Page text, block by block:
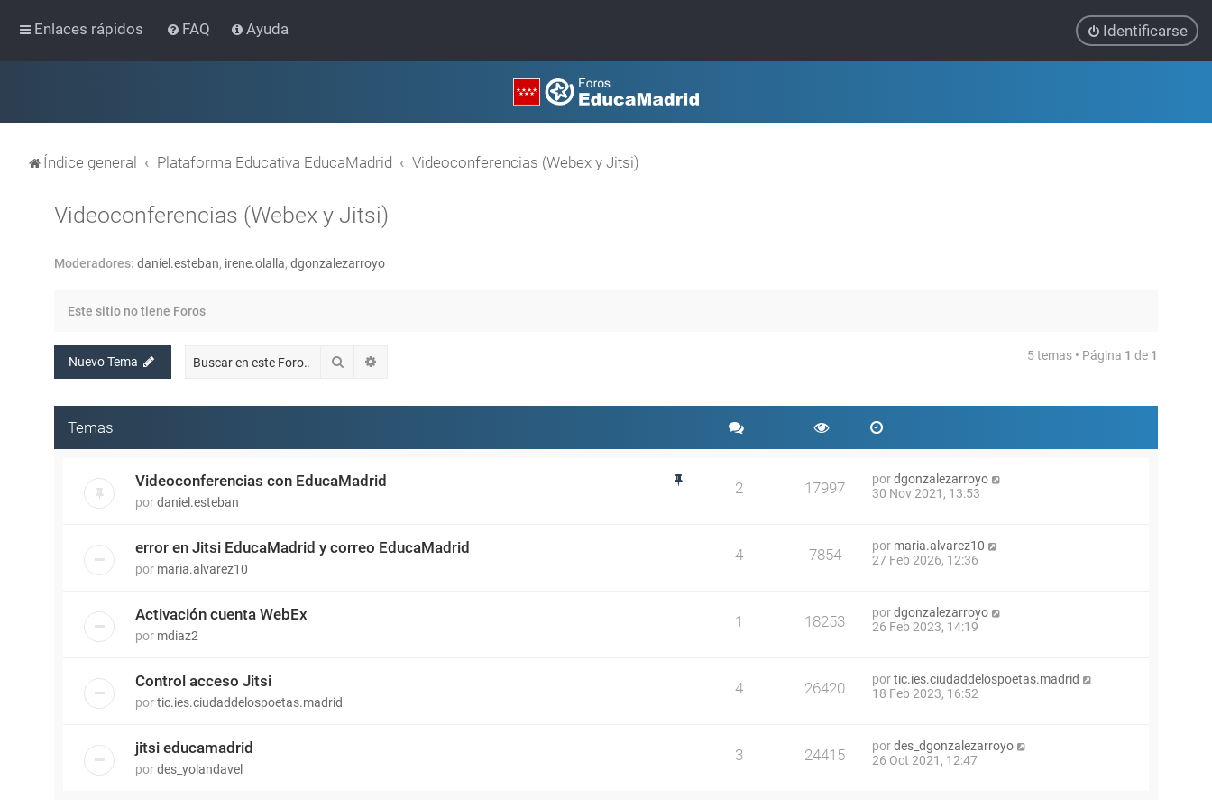
Enlaces rápidos FAQ Ayuda Identificarse
Índice general Plataforma Educativa EducaMadrid Videoconferencias (Webex y Jitsi)
Videoconferencias (Webex y Jitsi)
Moderadores: daniel.esteban, irene.olalla, dgonzalezarroyo
Este sitio no tiene Foros
Nuevo Tema Buscar 5 temas • Página 1 de 1
Temas
Videoconferencias con EducaMadrid
pordaniel.esteban
2 17997 pordgonzalezarroyo
30 Nov 2021, 13:53
error en Jitsi EducaMadrid y correo EducaMadrid
por maria.alvarez10
4 7854 por maria.alvarez10
27 Feb 2026, 12:36
Activación cuenta WebEx
por mdiaz2
1 18253 pordgonzalezarroyo
26 Feb 2023, 14:19
Control acceso Jitsi
portic.ies.ciudaddelospoetas.madrid
4 26420 portic.ies.ciudaddelospoetas.madrid
18 Feb 2023, 16:52
jitsi educamadrid
pordes_yolandavel
3 24415 pordes_dgonzalezarroyo
26 Oct 2021, 12:47